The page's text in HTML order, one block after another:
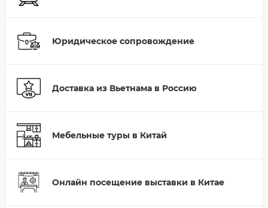
Юридическое сопровождение
Доставка из Вьетнама в Россию
Мебельные туры в Китай
Онлайн посещение выставки в Китае